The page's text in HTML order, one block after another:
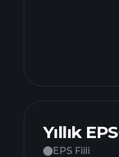
Yıllık EPS
EPS Fiili